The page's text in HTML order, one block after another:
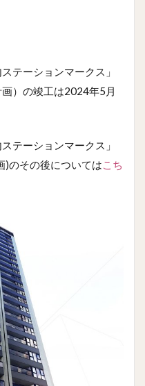
テーションマークス」
画）の竣工は2024年5月
テーションマークス」
)のその後についてはこち